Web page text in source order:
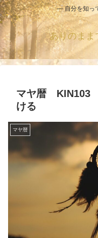
― 自分を知っ
ありのまま
マヤ暦 KIN103
ける
マヤ暦